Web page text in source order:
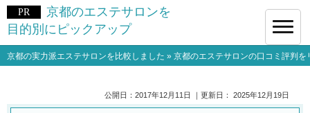
京都のエステサロンを
目的別にピックアップ
京都の実力派エステサロンを比較しました » 京都のエステサロンの口コミ評判を
公開日： 2017年12月11日 ｜更新日： 2025年12月19日